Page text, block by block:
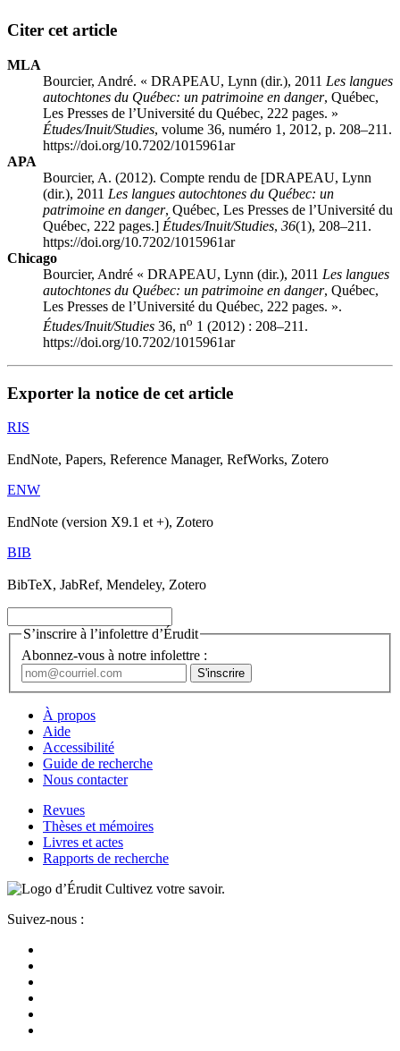
Citer cet article
MLA
Bourcier, André. « DRAPEAU, Lynn (dir.), 2011 Les langues
autochtones du Québec: un patrimoine en danger, Québec,
Les Presses de l’Université du Québec, 222 pages. »
Études/Inuit/Studies, volume 36, numéro 1, 2012, p. 208–211.
https://doi.org/10.7202/1015961ar
APA
Bourcier, A. (2012). Compte rendu de [DRAPEAU, Lynn
(dir.), 2011 Les langues autochtones du Québec: un
patrimoine en danger, Québec, Les Presses de l’Université du
Québec, 222 pages.] Études/Inuit/Studies, 36(1), 208–211.
https://doi.org/10.7202/1015961ar
Chicago
Bourcier, André « DRAPEAU, Lynn (dir.), 2011 Les langues
autochtones du Québec: un patrimoine en danger, Québec,
Les Presses de l’Université du Québec, 222 pages. ».
Études/Inuit/Studies 36, no 1 (2012) : 208–211.
https://doi.org/10.7202/1015961ar
Exporter la notice de cet article
RIS
EndNote, Papers, Reference Manager, RefWorks, Zotero
ENW
EndNote (version X9.1 et +), Zotero
BIB
BibTeX, JabRef, Mendeley, Zotero
S’inscrire à l’infolettre d’Érudit
Abonnez-vous à notre infolettre :
À propos
Aide
Accessibilité
Guide de recherche
Nous contacter
Revues
Thèses et mémoires
Livres et actes
Rapports de recherche
Cultivez votre savoir.
Suivez-nous :